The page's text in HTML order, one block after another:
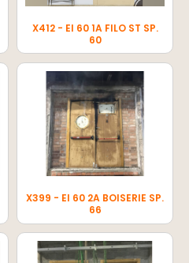
X412 - EI 60 1A FILO ST SP.
60
X399 - EI 60 2A BOISERIE SP.
66